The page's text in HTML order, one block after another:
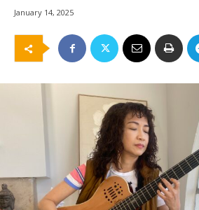
January 14, 2025